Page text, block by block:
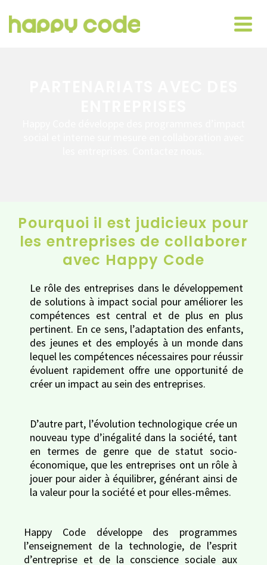
Pourquoi il est judicieux pour
les entreprises de collaborer
avec Happy Code
Le rôle des entreprises dans le développement
de solutions à impact social pour améliorer les
compétences est central et de plus en plus
pertinent. En ce sens, l’adaptation des enfants,
des jeunes et des employés à un monde dans
lequel les compétences nécessaires pour réussir
évoluent rapidement offre une opportunité de
créer un impact au sein des entreprises.
D’autre part, l’évolution technologique crée un
nouveau type d’inégalité dans la société, tant
en termes de genre que de statut socio-
économique, que les entreprises ont un rôle à
jouer pour aider à équilibrer, générant ainsi de
la valeur pour la société et pour elles-mêmes.
Happy Code développe des programmes
l’enseignement de la technologie, de l’esprit
d’entreprise et de la conscience sociale aux